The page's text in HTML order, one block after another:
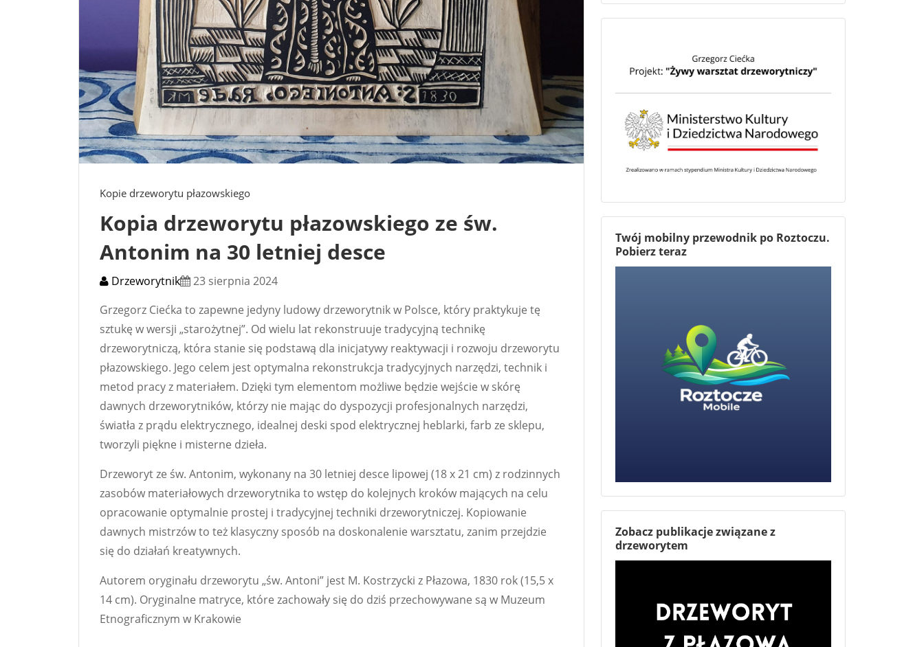
Kopie drzeworytu płazowskiego
Kopia drzeworytu płazowskiego ze św.
Antonim na 30 letniej desce
Drzeworytnik
23 sierpnia 2024
Grzegorz Ciećka to zapewne jedyny ludowy drzeworytnik w Polsce, który praktykuje tę
sztukę w wersji „starożytnej”. Od wielu lat rekonstruuje tradycyjną technikę
drzeworytniczą, która stanie się podstawą dla inicjatywy reaktywacji i rozwoju drzeworytu
płazowskiego. Jego celem jest optymalna rekonstrukcja tradycyjnych narzędzi, technik i
metod pracy z materiałem. Dzięki tym elementom możliwe będzie wejście w skórę
dawnych drzeworytników, którzy nie mając do dyspozycji profesjonalnych narzędzi,
światła z prądu elektrycznego, idealnej deski spod elektrycznej heblarki, farb ze sklepu,
tworzyli piękne i misterne dzieła.
Drzeworyt ze św. Antonim, wykonany na 30 letniej desce lipowej (18 x 21 cm) z rodzinnych
zasobów materiałowych drzeworytnika to wstęp do kolejnych kroków mających na celu
opracowanie optymalnie prostej i tradycyjnej techniki drzeworytniczej. Kopiowanie
dawnych mistrzów to też klasyczny sposób na doskonalenie warsztatu, zanim przejdzie
się do działań kreatywnych.
Autorem oryginału drzeworytu „św. Antoni” jest M. Kostrzycki z Płazowa, 1830 rok (15,5 x
14 cm). Oryginalne matryce, które zachowały się do dziś przechowywane są w Muzeum
Etnograficznym w Krakowie
Twój mobilny przewodnik po Roztoczu.
Pobierz teraz
Zobacz publikacje związane z
drzeworytem